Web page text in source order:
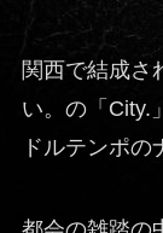
関西で結成さ
い。の「City.
ドルテンポの